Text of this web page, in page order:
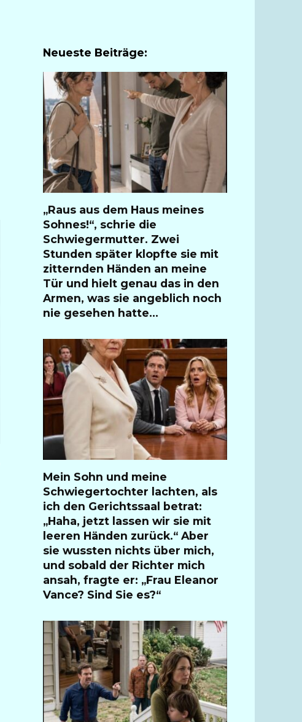
Neueste Beiträge:
„Raus aus dem Haus meines
Sohnes!“, schrie die
Schwiegermutter. Zwei
Stunden später klopfte sie mit
zitternden Händen an meine
Tür und hielt genau das in den
Armen, was sie angeblich noch
nie gesehen hatte…
Mein Sohn und meine
Schwiegertochter lachten, als
ich den Gerichtssaal betrat:
„Haha, jetzt lassen wir sie mit
leeren Händen zurück.“ Aber
sie wussten nichts über mich,
und sobald der Richter mich
ansah, fragte er: „Frau Eleanor
Vance? Sind Sie es?“